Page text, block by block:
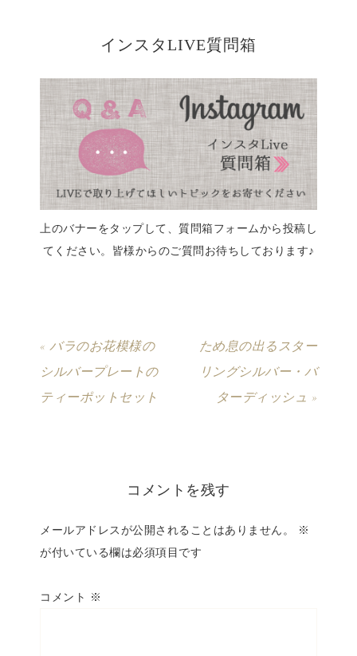
インスタLIVE質問箱
上のバナーをタップして、質問箱フォームから投稿し
てください。皆様からのご質問お待ちしております♪
« バラのお花模様の
シルバープレートの
ティーポットセット
ため息の出るスター
リングシルバー・バ
ターディッシュ »
コメントを残す
メールアドレスが公開されることはありません。
※
が付いている欄は必須項目です
コメント ※